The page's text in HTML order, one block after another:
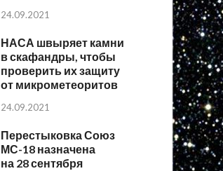
24.09.2021
НАСА швыряет камни
в скафандры, чтобы
проверить их защиту
от микрометеоритов
24.09.2021
Перестыковка Союз
МС-18 назначена
на 28 сентября